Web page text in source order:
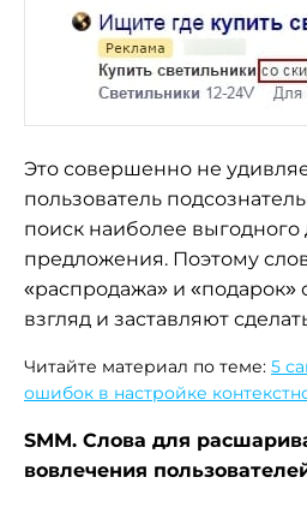
Это совершенно не
пользователь
поиск наиболее выгодного
предложения. Поэтому
«распродажа» и «подарок»
взгляд и заставляют
Читайте материал по теме: 5
ошибок в настройке
SMM. Слова для
вовлечения